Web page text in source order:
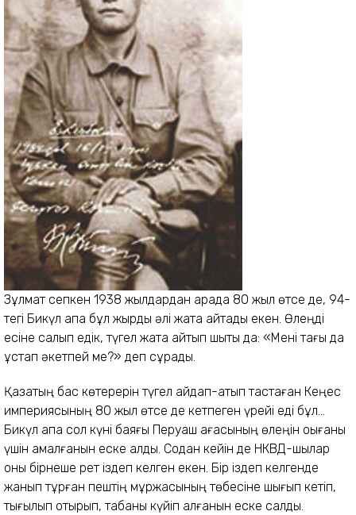
Зұлмат сепкен 1938 жылдардан арада 80 жыл өтсе де, 94-
тегі Бикүл апа бұл жырды әлі жатқа айтады екен. Өлеңді
есіне салып едік, түгел жатқа айтып шықты да: «Мені тағы да
ұстап әкетпей ме?» деп сұрады.
Қазақтың бас көтерерін түгел айдап-атып тастаған Кеңес
империясының 80 жыл өтсе де кетпеген үрейі еді бұл…
Бикүл апа сол күні баяғы Перуаш ағасы­ның өлеңін оқығаны
үшін қамалғанын еске алды. Содан кейін де НКВД-шылар
оны бірнеше рет іздеп келген екен. Бір іздеп келгенде
жанып тұрған пештің мұржасының төбесіне шығып кетіп,
тығылып отырып, табаны күйіп қалғанын еске салды.